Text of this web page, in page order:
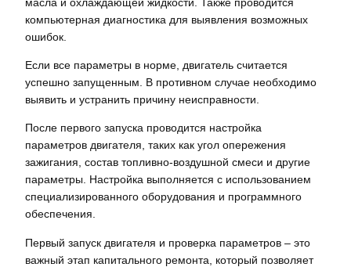
компьютерная диагностика для выявления возможных
ошибок.
Если все параметры в норме, двигатель считается
успешно запущенным. В противном случае необходимо
выявить и устранить причину неисправности.
После первого запуска проводится настройка
параметров двигателя, таких как угол опережения
зажигания, состав топливно-воздушной смеси и другие
параметры. Настройка выполняется с использованием
специализированного оборудования и программного
обеспечения.
Первый запуск двигателя и проверка параметров – это
важный этап капитального ремонта, который позволяет